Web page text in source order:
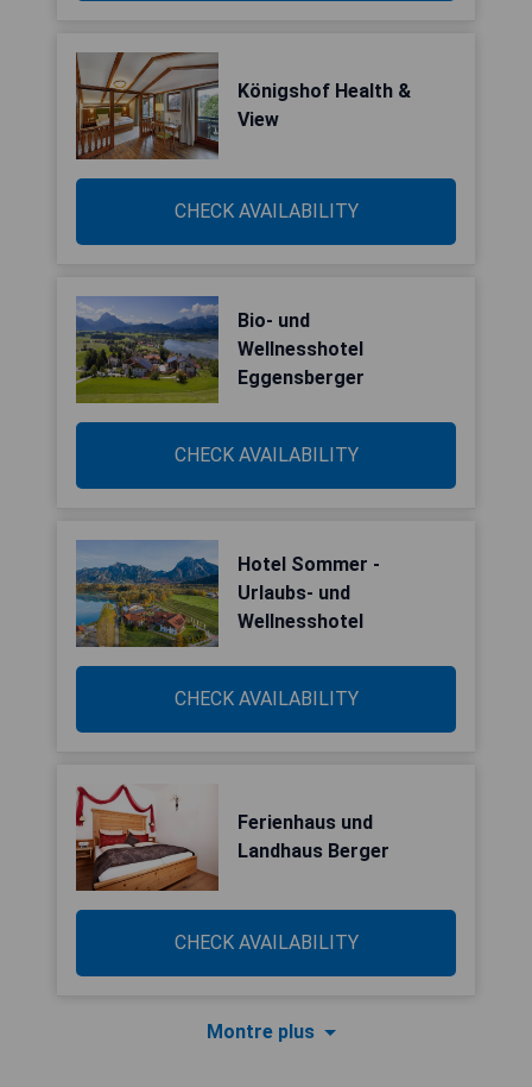
Königshof Health &
View
CHECK AVAILABILITY
Bio- und
Wellnesshotel
Eggensberger
CHECK AVAILABILITY
Hotel Sommer -
Urlaubs- und
Wellnesshotel
CHECK AVAILABILITY
Ferienhaus und
Landhaus Berger
CHECK AVAILABILITY
Montre plus